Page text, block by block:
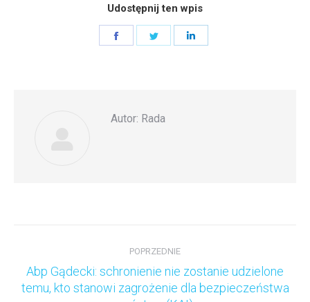
Udostępnij ten wpis
Autor: Rada
POPRZEDNIE
Poprzedni
Abp Gądecki: schronienie nie zostanie udzielone
temu, kto stanowi zagrożenie dla bezpieczeństwa